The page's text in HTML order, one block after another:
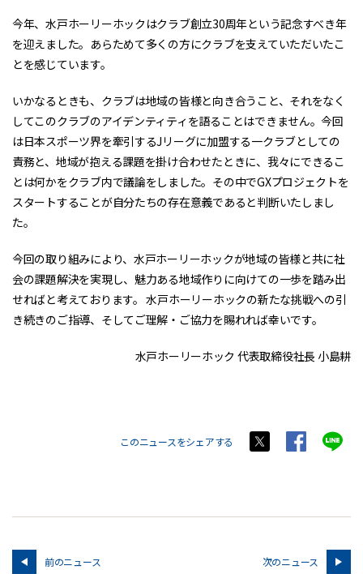
今年、水戸ホーリーホックはクラブ創立30周年という記念すべき年
を迎えました。あらためて多くの方にクラブを支えていただいたこ
とを感じています。
いかなるときも、クラブは地域の皆様と向き合うこと、それをなく
してこのクラブのアイデンティティを語ることはできません。今回
は日本スポーツ界を牽引するJリーグに加盟する一クラブとしての
責務と、地域が抱える課題を掛け合わせたときに、我々にできるこ
とは何かをクラブ内で議論をしました。その中でGXプロジェクトを
スタートすることが自分たちの存在意義であると判断いたしまし
た。
今回の取り組みにより、水戸ホーリーホックが地域の皆様と共に社
会の課題解決を実現し、魅力ある地域作りに向けての一歩を踏み出
せればと考えております。 水戸ホーリーホックの新たな挑戦への引
き続きのご指導、そしてご理解・ご協力を賜れれば幸いです。
水戸ホーリーホック 代表取締役社長 小島耕
このニュースをシェアする
前のニュース 次のニュース